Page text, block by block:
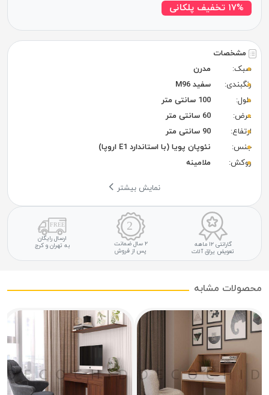
مشخصات
سبک:
مدرن
رنگبندی:
سفید M96
طول:
100 سانتی متر
عرض:
60 سانتی متر
ارتفاع:
90 سانتی متر
جنس:
نئوپان پویا (با استاندارد E1 اروپا)
روکش:
ملامینه
نمایش بیشتر
گارانتی ۱۲ ماهه
تعویض یراق آلات
۲ سال ضمانت
پس از فروش
ارسال رایگان
به تهران و کرج
۱۷% تخفیف پلکانی
محصولات مشابه